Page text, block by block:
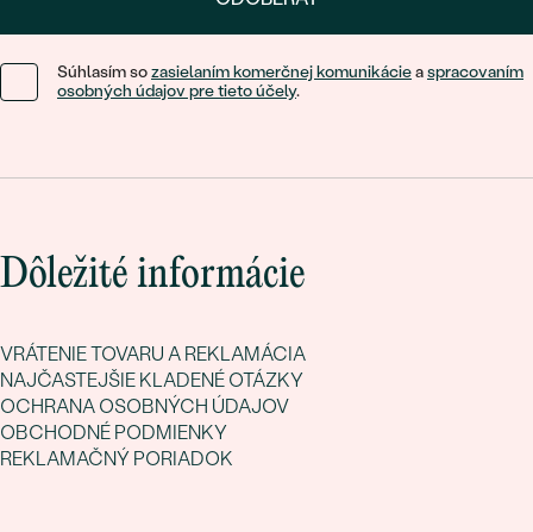
Súhlasím sozasielaním komerčnej komunikácieaspracovaním
osobných údajov pre tieto účely.
Dôležité informácie
VRÁTENIE TOVARU A REKLAMÁCIA
NAJČASTEJŠIE KLADENÉ OTÁZKY
OCHRANA OSOBNÝCH ÚDAJOV
OBCHODNÉ PODMIENKY
REKLAMAČNÝ PORIADOK